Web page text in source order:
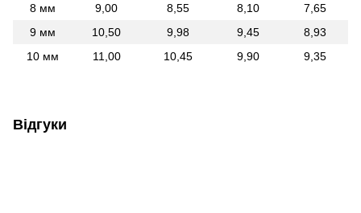
8 мм
9,00 8,55 8,10
7,65
9 мм
10,50 9,98 9,45
8,93
10 мм
11,00 10,45 9,90 9,35
Відгуки